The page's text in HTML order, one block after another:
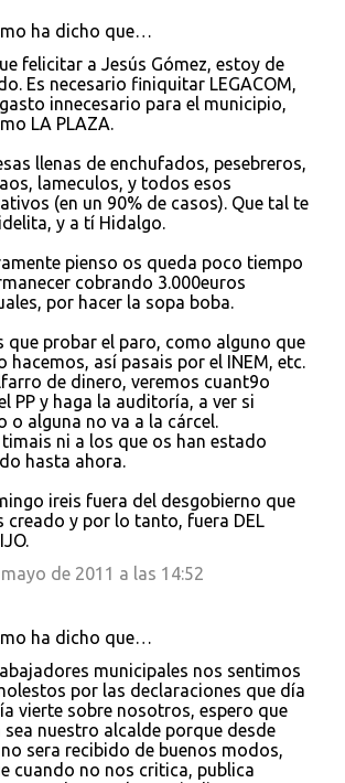
ha dicho que…
felicitar a Jesús Gómez, estoy de
Es necesario finiquitar LEGACOM,
innecesario para el municipio,
LA PLAZA.
llenas de enchufados, pesebreros,
lameculos, y todos esos
(en un 90% de casos). Que tal te
y a tí Hidalgo.
pienso os queda poco tiempo
cobrando 3.000euros
por hacer la sopa boba.
que probar el paro, como alguno que
hacemos, así pasais por el INEM, etc.
de dinero, veremos cuant9o
PP y haga la auditoría, a ver si
o alguna no va a la cárcel.
timais ni a los que os han estado
hasta ahora.
ireis fuera del desgobierno que
creado y por lo tanto, fuera DEL
de 2011 a las 14:52
ha dicho que…
municipales nos sentimos
por las declaraciones que día
vierte sobre nosotros, espero que
sea nuestro alcalde porque desde
sera recibido de buenos modos,
cuando no nos critica, publica